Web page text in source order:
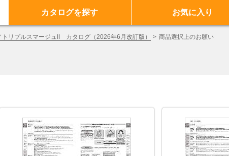
カタログを探す お気に入り
リプルスマージュII カタログ（2026年6月改訂版） 商品選択上のお願い